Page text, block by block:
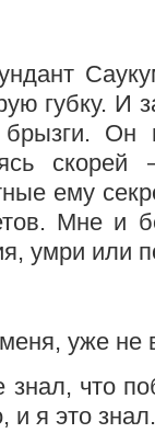
губку. И
Он
ему
Мне и
умри или
уже не
знал, что
и я это знал.